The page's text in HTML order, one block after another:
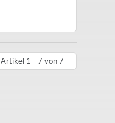
Artikel 1 - 7 von 7